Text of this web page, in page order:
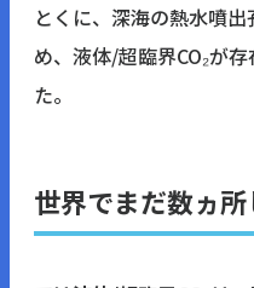
とくに、深海の熱水噴
め、液体/超臨界CO₂が
た。
世界でまだ数ヵ